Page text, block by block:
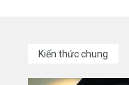
Kiến thức chung